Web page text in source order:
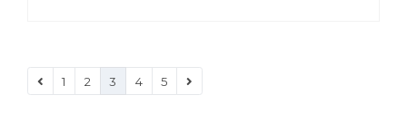
1 2 3 4 5